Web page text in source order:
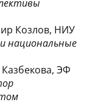
Козлов, НИУ
национальные
ЭФ